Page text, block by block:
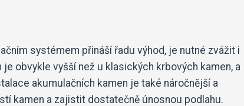
systémem přináší řadu výhod, je nutné zvážit i
obvykle vyšší než u klasických krbových kamen, a
akumulačních kamen je také náročnější a
kamen a zajistit dostatečně únosnou podlahu.